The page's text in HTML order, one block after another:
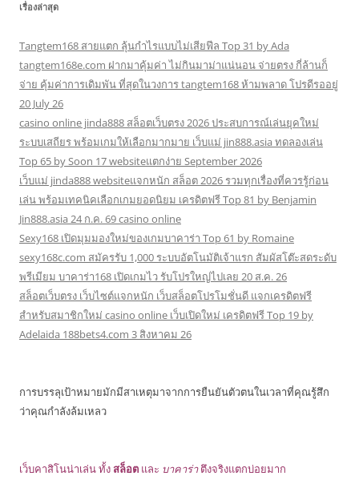
เรื่องล่าสุด
Tangtem168 สายแตก ลุ้นกำไรแบบไม่เสียฟีล Top 31 by Ada
tangtem168e.com ฝากมาคุ้มค่า ไม่กินมาม่าแน่นอน จ่ายตรง กี่ล้านก็
จ่าย คุ้มค่าการเดิมพัน ที่สุดในวงการ tangtem168 ห้ามพลาด โปรดีรออยู่
20 July 26
casino online jinda888 สล็อตเว็บตรง 2026 ประสบการณ์เล่นยุคใหม่
ระบบเสถียร พร้อมเกมให้เลือกมากมาย เว็บแม่ jin888.asia ทดลองเล่น
Top 65 by Soon 17 websiteแตกง่าย September 2026
เว็บแม่ jinda888 websiteแจกหนัก สล็อต 2026 รวมทุกเรื่องที่ควรรู้ก่อน
เล่น พร้อมเทคนิคเลือกเกมยอดนิยม เครดิตฟรี Top 81 by Benjamin
Jin888.asia 24 ก.ค. 69 casino online
Sexy168 เปิดมุมมองใหม่ของเกมบาคาร่า Top 61 by Romaine
sexy168c.com สมัครรับ 1,000 ระบบอัตโนมัติเจ้าแรก สัมผัสโต๊ะสดระดับ
พรีเมียม บาคาร่า168 เปิดเกมไว รับโปรใหญ่ไปเลย 20 ส.ค. 26
สล็อตเว็บตรง เว็บไซต์แจกหนัก เว็บสล็อตโปรโมชั่นดี แจกเครดิตฟรี
สำหรับสมาชิกใหม่ casino online เว็บเปิดใหม่ เครดิตฟรี Top 19 by
Adelaida 188bets4.com 3 สิงหาคม 26
การบรรลุเป้าหมายมักมีสาเหตุมาจากการยืนยันตัวตนในเวลาที่คุณรู้สึก
ว่าคุณกำลังล้มเหลว
เว็บคาสิโนน่าเล่น ทั้งสล็อต และ บาคาร่าตึงจริงแตกบ่อยมาก